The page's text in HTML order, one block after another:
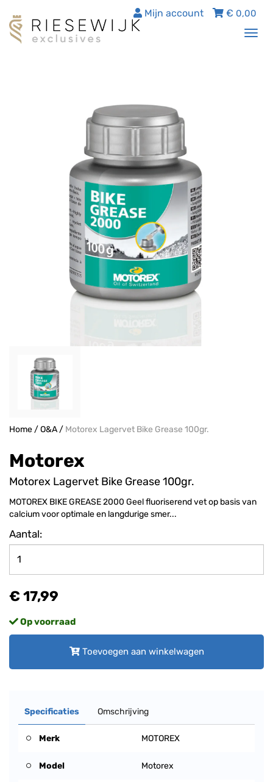
€ 0,00
Mijn account
Home/O&A/ Motorex Lagervet Bike Grease 100gr.
Motorex
Motorex Lagervet Bike Grease 100gr.
MOTOREX BIKE GREASE 2000 Geel fluoriserend vet op basis van
calcium voor optimale en langdurige smer...
Aantal:
€ 17,99
Op voorraad
Toevoegen aan winkelwagen
Specificaties Omschrijving
Merk MOTOREX
Model Motorex